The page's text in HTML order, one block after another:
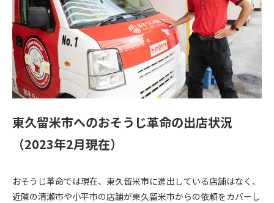
東久留米市へのおそうじ革命の出店状況
（2023年2月現在）
おそうじ革命では現在、東久留米市に進出している店舗はなく、
近隣の清瀬市や小平市の店舗が東久留米市からの依頼をカバーし